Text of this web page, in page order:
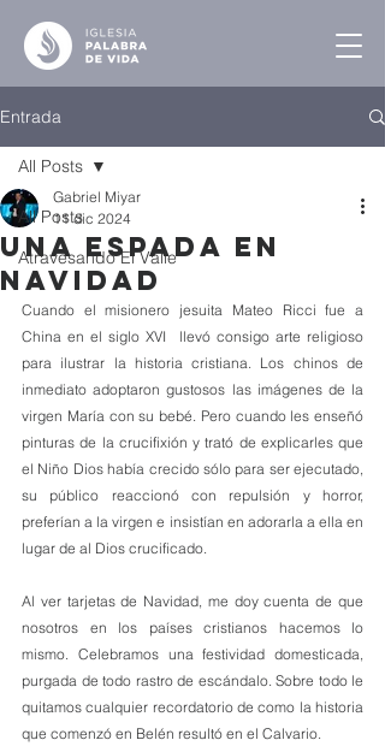
Entrada
All Posts
Atravesando El Valle
All Posts
Una Espada en
Navidad
Gabriel Miyar
11 dic 2024
Cuando el misionero jesuita Mateo Ricci fue a
China en el siglo XVI  llevó consigo arte religioso
para ilustrar la historia cristiana. Los chinos de
inmediato adoptaron gustosos las imágenes de la
virgen María con su bebé. Pero cuando les enseñó
pinturas de la crucifixión y trató de explicarles que
el Niño Dios había crecido sólo para ser ejecutado,
su público reaccionó con repulsión y horror,
preferían a la virgen e insistían en adorarla a ella en
lugar de al Dios crucificado.
Al ver tarjetas de Navidad, me doy cuenta de que
nosotros en los países cristianos hacemos lo
mismo. Celebramos una festividad domesticada,
purgada de todo rastro de escándalo. Sobre todo le
quitamos cualquier recordatorio de como la historia
que comenzó en Belén resultó en el Calvario.